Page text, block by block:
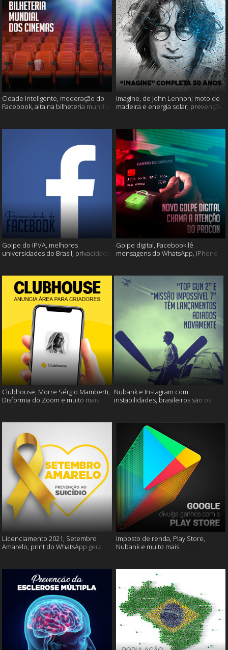
Cidade Inteligente, moderação do
Facebook, alta na bilheteria mundial
Imagine, de John Lennon; moto de
madeira e energia solar; prevenção
Golpe do IPVA, melhores
universidades do Brasil, privacidade
Golpe digital, Facebook lê
mensagens do WhatsApp, IPhone
Clubhouse, Morre Sérgio Mamberti,
Disformia do Zoom e muito mais
Nubank e Instagram com
instabilidades, brasileiros são os
Licenciamento 2021, Setembro
Amarelo, print do WhatsApp gera
Imposto de renda, Play Store,
Nubank e muito mais